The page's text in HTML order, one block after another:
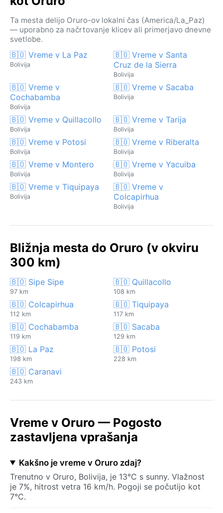
Ta mesta delijo Oruro-ov lokalni čas (America/La_Paz)
— uporabno za načrtovanje klicev ali primerjavo dnevne
svetlobe.
🇧🇴 Vreme v La Paz
Bolivija
🇧🇴 Vreme v Santa
Cruz de la Sierra
Bolivija
🇧🇴 Vreme v
Cochabamba
Bolivija
🇧🇴 Vreme v Sacaba
Bolivija
🇧🇴 Vreme v Quillacollo
Bolivija
🇧🇴 Vreme v Tarija
Bolivija
🇧🇴 Vreme v Potosi
Bolivija
🇧🇴 Vreme v Riberalta
Bolivija
🇧🇴 Vreme v Montero
Bolivija
🇧🇴 Vreme v Yacuiba
Bolivija
🇧🇴 Vreme v Tiquipaya
Bolivija
🇧🇴 Vreme v
Colcapirhua
Bolivija
Bližnja mesta do Oruro (v okviru
300 km)
🇧🇴 Sipe Sipe
97 km
🇧🇴 Quillacollo
108 km
🇧🇴 Colcapirhua
112 km
🇧🇴 Tiquipaya
117 km
🇧🇴 Cochabamba
119 km
🇧🇴 Sacaba
129 km
🇧🇴 La Paz
198 km
🇧🇴 Potosi
228 km
🇧🇴 Caranavi
243 km
Vreme v Oruro — Pogosto
zastavljena vprašanja
Kakšno je vreme v Oruro zdaj?
Trenutno v Oruro, Bolivija, je 13°C s sunny. Vlažnost
je 7%, hitrost vetra 16 km/h. Pogoji se počutijo kot
7°C.